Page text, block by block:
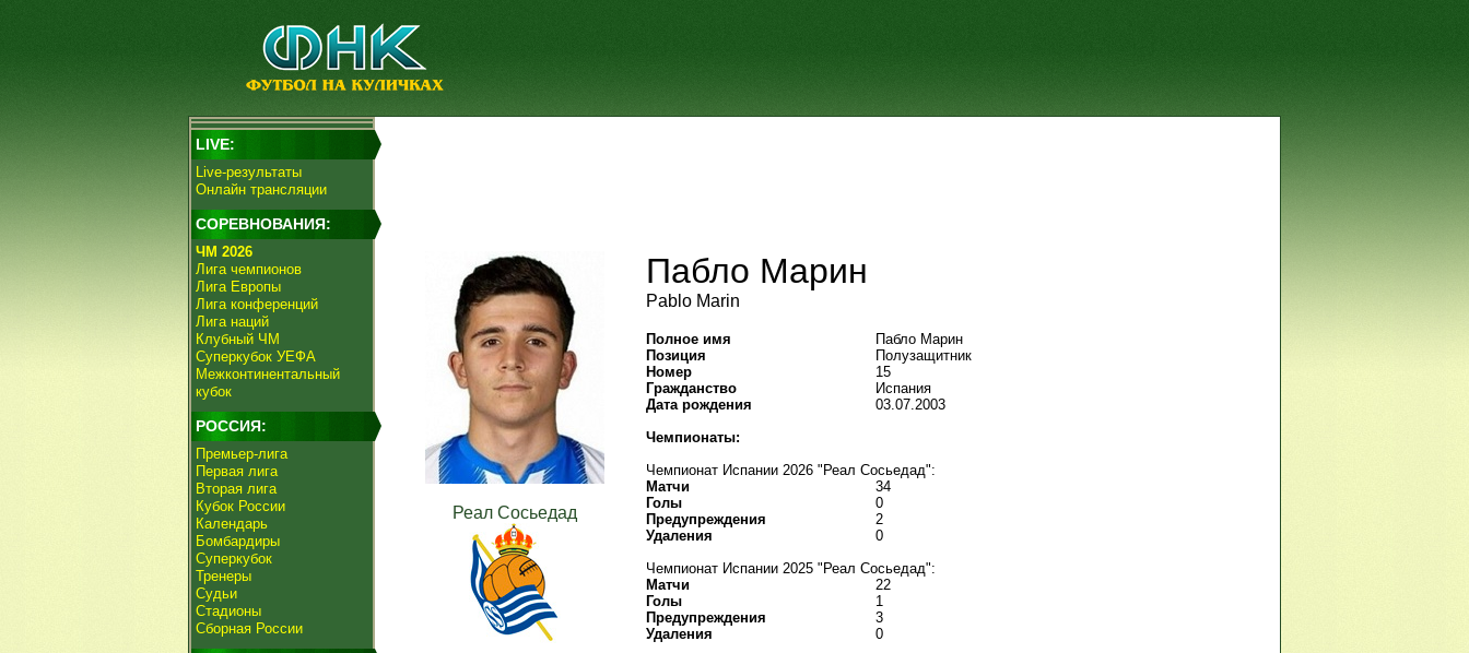
LIVE:
Live-результаты
Онлайн трансляции
СОРЕВНОВАНИЯ:
ЧМ 2026
Лига чемпионов
Лига Европы
Лига конференций
Лига наций
Клубный ЧМ
Суперкубок УЕФА
Межконтинентальный
кубок
РОССИЯ:
Премьер-лига
Первая лига
Вторая лига
Кубок России
Календарь
Бомбардиры
Суперкубок
Тренеры
Судьи
Стадионы
Сборная России
Реал Сосьедад
Пабло Марин
Pablo Marin
Полное имя
Пабло Марин
Позиция
Полузащитник
Номер
15
Гражданство
Испания
Дата рождения
03.07.2003
Чемпионаты:
Чемпионат Испании 2026 "Реал Сосьедад":
Матчи
34
Голы
0
Предупреждения
2
Удаления
0
Чемпионат Испании 2025 "Реал Сосьедад":
Матчи
22
Голы
1
Предупреждения
3
Удаления
0